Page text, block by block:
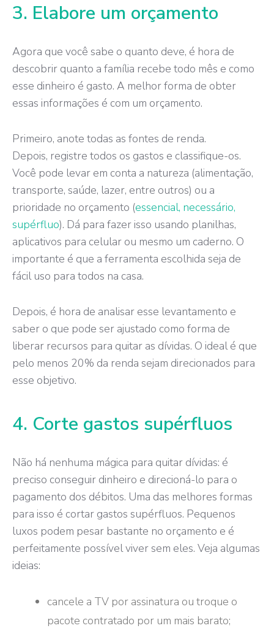
3. Elabore um orçamento
Agora que você sabe o quanto deve, é hora de
descobrir quanto a família recebe todo mês e como
esse dinheiro é gasto. A melhor forma de obter
essas informações é com um orçamento.
Primeiro, anote todas as fontes de renda.
Depois, registre todos os gastos e classifique-os.
Você pode levar em conta a natureza (alimentação,
transporte, saúde, lazer, entre outros) ou a
prioridade no orçamento (essencial, necessário,
supérfluo). Dá para fazer isso usando planilhas,
aplicativos para celular ou mesmo um caderno. O
importante é que a ferramenta escolhida seja de
fácil uso para todos na casa.
Depois, é hora de analisar esse levantamento e
saber o que pode ser ajustado como forma de
liberar recursos para quitar as dívidas. O ideal é que
pelo menos 20% da renda sejam direcionados para
esse objetivo.
4. Corte gastos supérfluos
Não há nenhuma mágica para quitar dívidas: é
preciso conseguir dinheiro e direcioná-lo para o
pagamento dos débitos. Uma das melhores formas
para isso é cortar gastos supérfluos. Pequenos
luxos podem pesar bastante no orçamento e é
perfeitamente possível viver sem eles. Veja algumas
ideias:
cancele a TV por assinatura ou troque o
pacote contratado por um mais barato;